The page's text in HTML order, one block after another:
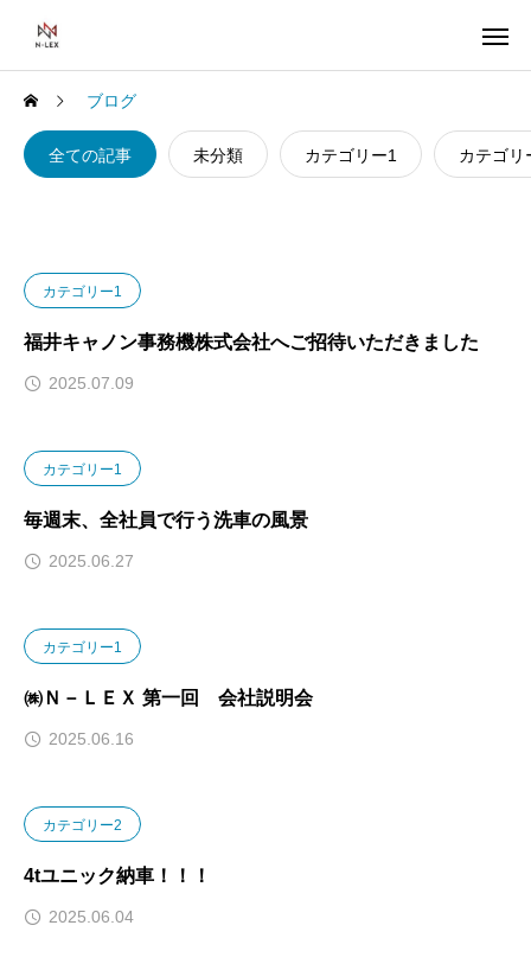
ブログ
全ての記事 未分類 カテゴリー1 カテゴリ
カテゴリー1
福井キャノン事務機株式会社へご招待いただきました
2025.07.09
カテゴリー1
毎週末、全社員で行う洗車の風景
2025.06.27
カテゴリー1
㈱Ｎ－ＬＥＸ 第一回 会社説明会
2025.06.16
カテゴリー2
4tユニック納車！！！
2025.06.04